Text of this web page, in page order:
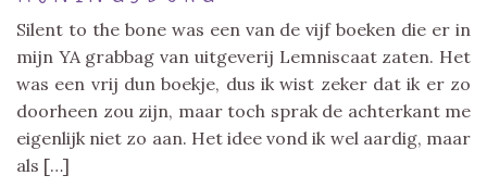
Silent to the bone was een van de vijf boeken die er in
mijn YA grabbag van uitgeverij Lemniscaat zaten. Het
was een vrij dun boekje, dus ik wist zeker dat ik er zo
doorheen zou zijn, maar toch sprak de achterkant me
eigenlijk niet zo aan. Het idee vond ik wel aardig, maar
als […]